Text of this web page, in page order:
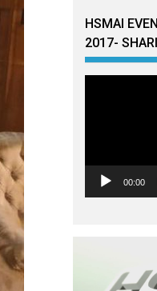
HSMAI
2017-
00:00